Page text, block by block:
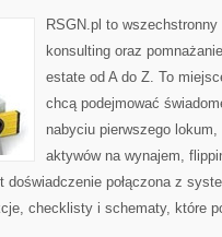
RSGN.pl to
konsulting oraz
estate od A do Z. To
chcą podejmować
nabyciu pierwszego
aktywów na wynajem,
połączona z
checklisty i schematy, które